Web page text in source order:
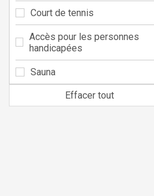
Court de tennis
Accès pour les personnes
handicapées
Sauna
Effacer tout